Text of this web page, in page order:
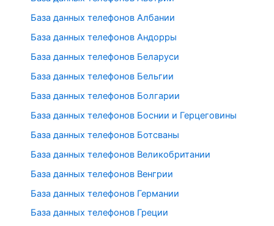
База данных телефонов Албании
База данных телефонов Андорры
База данных телефонов Беларуси
База данных телефонов Бельгии
База данных телефонов Болгарии
База данных телефонов Боснии и Герцеговины
База данных телефонов Ботсваны
База данных телефонов Великобритании
База данных телефонов Венгрии
База данных телефонов Германии
База данных телефонов Греции